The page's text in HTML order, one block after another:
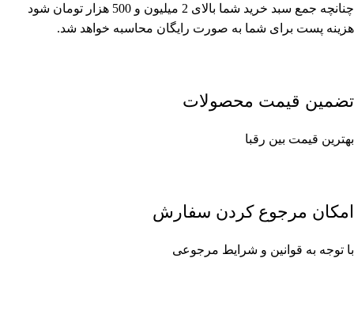
چنانچه جمع سبد خرید شما بالای 2 میلیون و 500 هزار تومان شود
هزینه پست برای شما به صورت رایگان محاسبه خواهد شد.
تضمین قیمت محصولات
بهترین قیمت بین رقبا
امکان مرجوع کردن سفارش
با توجه به قوانین و شرایط مرجوعی